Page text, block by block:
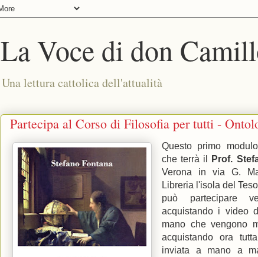
La Voce di don
Una lettura cattolica dell'attualità
Partecipa al Corso di Filosofia per tutti -
Questo primo
che terrà il
Prof.
Verona in via G.
Libreria l'isola del
può partecipare
acquistando i video
mano che vengono
acquistando ora
inviata a mano a